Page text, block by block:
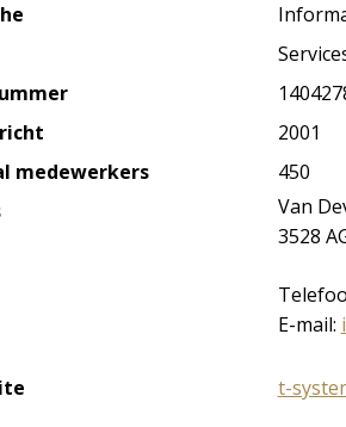
2001
medewerkers
450
Van
3528
E-mail:
t-